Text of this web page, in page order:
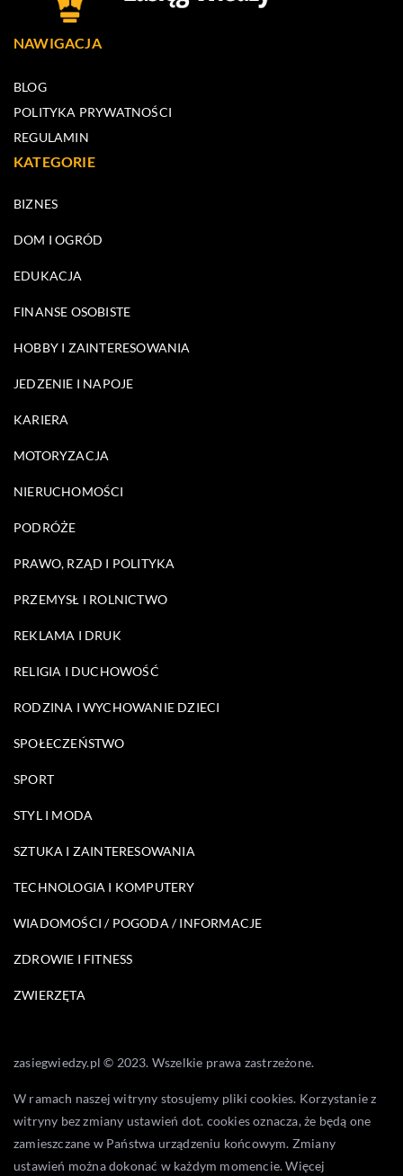
NAWIGACJA
BLOG
POLITYKA PRYWATNOŚCI
REGULAMIN
KATEGORIE
BIZNES
DOM I OGRÓD
EDUKACJA
FINANSE OSOBISTE
HOBBY I ZAINTERESOWANIA
JEDZENIE I NAPOJE
KARIERA
MOTORYZACJA
NIERUCHOMOŚCI
PODRÓŻE
PRAWO, RZĄD I POLITYKA
PRZEMYSŁ I ROLNICTWO
REKLAMA I DRUK
RELIGIA I DUCHOWOŚĆ
RODZINA I WYCHOWANIE DZIECI
SPOŁECZEŃSTWO
SPORT
STYL I MODA
SZTUKA I ZAINTERESOWANIA
TECHNOLOGIA I KOMPUTERY
WIADOMOŚCI / POGODA / INFORMACJE
ZDROWIE I FITNESS
ZWIERZĘTA
zasiegwiedzy.pl © 2023. Wszelkie prawa zastrzeżone.
W ramach naszej witryny stosujemy pliki cookies. Korzystanie z
witryny bez zmiany ustawień dot. cookies oznacza, że będą one
zamieszczane w Państwa urządzeniu końcowym. Zmiany
ustawień można dokonać w każdym momencie. Więcej